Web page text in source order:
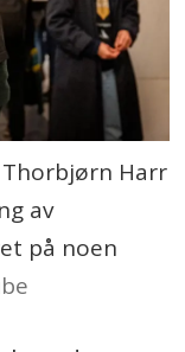
Thorbjørn Harr
av
på noen